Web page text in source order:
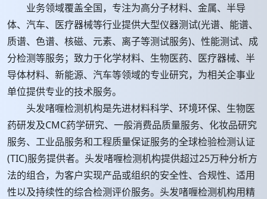
业务领域覆盖全国，专注为高分子材料、金属、半导
体、汽车、医疗器械等行业提供大型仪器测试(光谱、能谱、
质谱、色谱、核磁、元素、离子等测试服务)、性能测试、成
分检测等服务；致力于化学材料、生物医药、医疗器械、半
导体材料、新能源、汽车等领域的专业研究，为相关企事业
单位提供专业的技术服务。
头发啫喱检测机构是先进材料科学、环境环保、生物医
药研发及CMC药学研究、一般消费品质量服务、化妆品研究
服务、工业品服务和工程质量保证服务的全球检验检测认证
(TIC)服务提供者。头发啫喱检测机构提供超过25万种分析方
法的组合，为客户实现产品或组织的安全性、合规性、适用
性以及持续性的综合检测评价服务。头发啫喱检测机构用精